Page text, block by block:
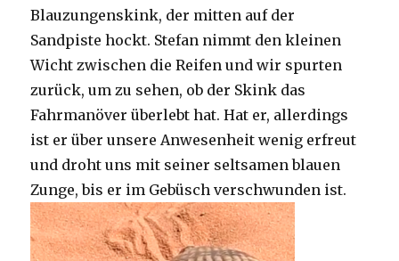
Blauzungenskink, der mitten auf der
Sandpiste hockt. Stefan nimmt den kleinen
Wicht zwischen die Reifen und wir spurten
zurück, um zu sehen, ob der Skink das
Fahrmanöver überlebt hat. Hat er, allerdings
ist er über unsere Anwesenheit wenig erfreut
und droht uns mit seiner seltsamen blauen
Zunge, bis er im Gebüsch verschwunden ist.